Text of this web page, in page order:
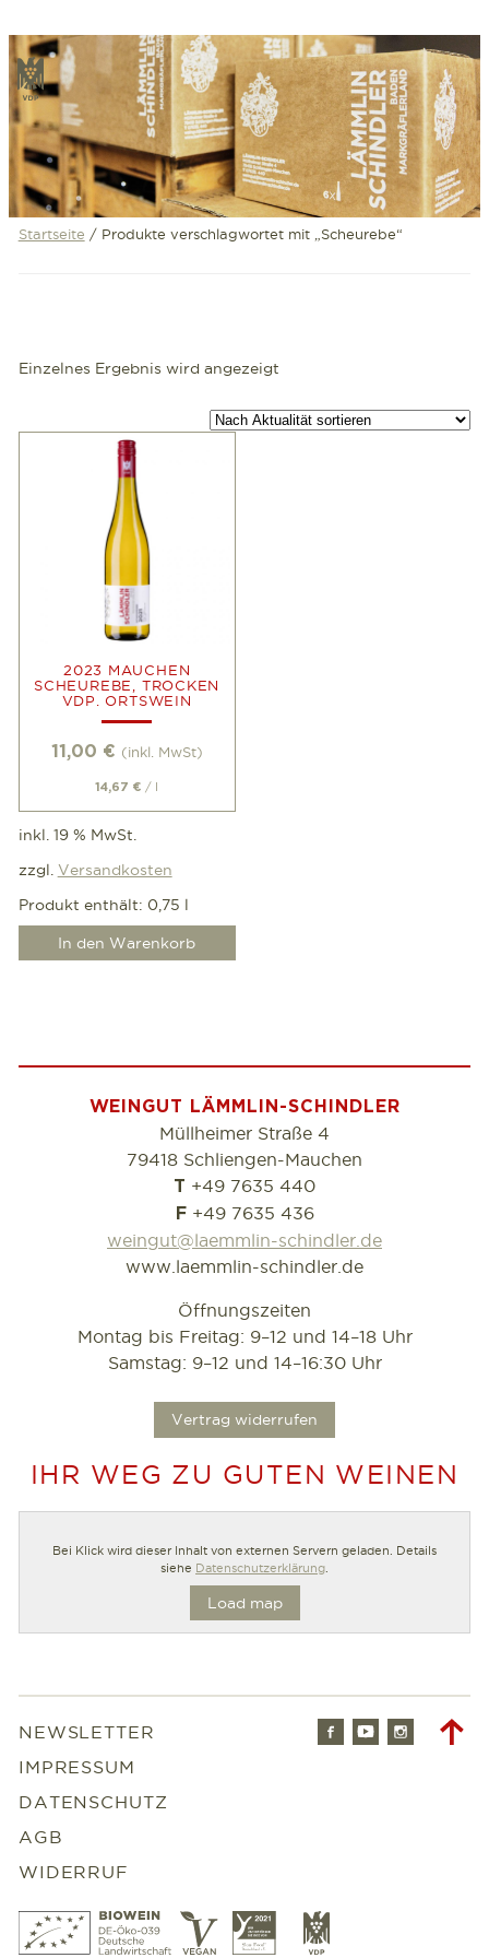
Inhalt
springen
VDP
Startseite / Produkte verschlagwortet mit „Scheurebe“
Einzelnes Ergebnis wird angezeigt
2023 MAUCHEN
SCHEUREBE, TROCKEN
VDP. ORTSWEIN
11,00 € (inkl. MwSt)
14,67 € /
inkl. 19 % MwSt.
zzgl. Versandkosten
Produkt enthält: 0,75 l
In den Warenkorb
WEINGUT LÄMMLIN-SCHINDLER
Müllheimer Straße 4
79418 Schliengen-Mauchen
T +49 7635 440
F+49 7635 436
weingut@laemmlin-schindler.de
www.laemmlin-schindler.de
Öffnungszeiten
Montag bis Freitag: 9–12 und 14–18 Uhr
Samstag: 9–12 und 14–16:30 Uhr
Vertrag widerrufen
IHR WEG ZU GUTEN WEINEN
Bei Klick wird dieser Inhalt von externen Servern geladen. Details
siehe Datenschutzerklärung
Load map
NEWSLETTER
IMPRESSUM
DATENSCHUTZ
AGB
WIDERRUF
FacebookYoutube
Bio
Wein
Vegan Slowfood